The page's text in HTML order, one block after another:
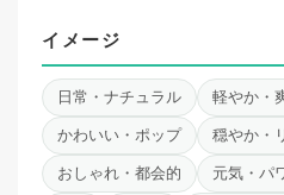
イメージ
日常・ナチュラル 軽やか・
かわいい・ポップ 穏やか・
おしゃれ・都会的 元気・パ